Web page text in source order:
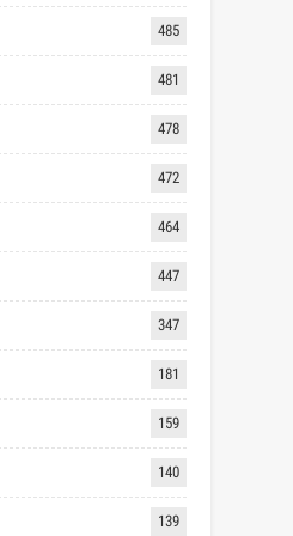
485
481
478
472
464
447
347
181
159
140
139